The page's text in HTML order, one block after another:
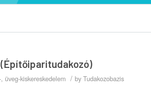
üveg-kiskereskedelem / by Tudakozobazis